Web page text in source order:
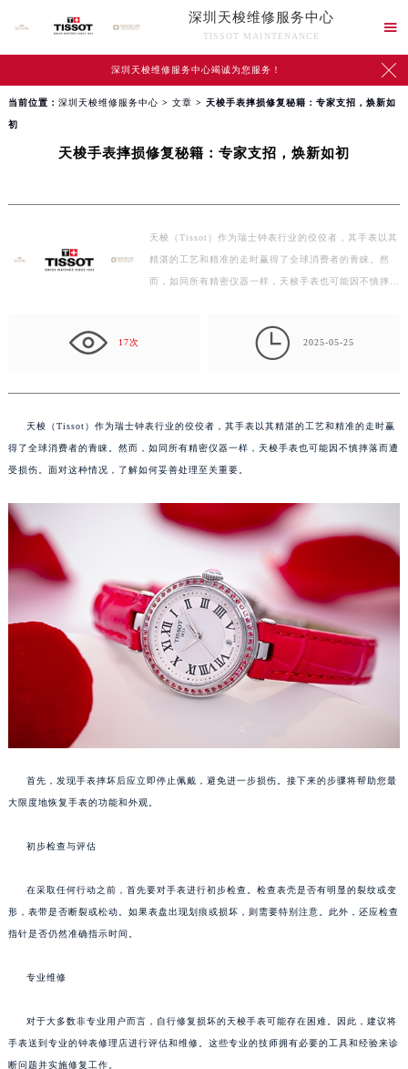
深圳天梭维修服务中心
TISSOT MAINTENANCE

深圳天梭维修服务中心竭诚为您服务！ 
当前位置： 深圳天梭维修服务中心 > 文章 > 天梭手表摔损修复秘籍：专家支招，焕新如
初
天梭手表摔损修复秘籍：专家支招，焕新如初
天梭（Tissot）作为瑞士钟表行业的佼佼者，其手表以其
精湛的工艺和精准的走时赢得了全球消费者的青睐。然
而，如同所有精密仪器一样，天梭手表也可能因不慎摔落
17次  2025-05-25
天梭（Tissot）作为瑞士钟表行业的佼佼者，其手表以其精湛的工艺和精准的走时赢
得了全球消费者的青睐。然而，如同所有精密仪器一样，天梭手表也可能因不慎摔落而遭
受损伤。面对这种情况，了解如何妥善处理至关重要。
首先，发现手表摔坏后应立即停止佩戴，避免进一步损伤。接下来的步骤将帮助您最
大限度地恢复手表的功能和外观。
初步检查与评估
在采取任何行动之前，首先要对手表进行初步检查。检查表壳是否有明显的裂纹或变
形，表带是否断裂或松动。如果表盘出现划痕或损坏，则需要特别注意。此外，还应检查
指针是否仍然准确指示时间。
专业维修
对于大多数非专业用户而言，自行修复损坏的天梭手表可能存在困难。因此，建议将
手表送到专业的钟表修理店进行评估和维修。这些专业的技师拥有必要的工具和经验来诊
断问题并实施修复工作。